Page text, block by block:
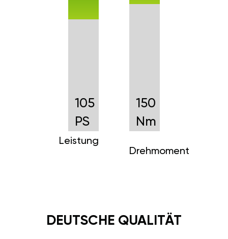
105
PS
Leistung
150
Nm
Drehmoment
DEUTSCHE QUALITÄT